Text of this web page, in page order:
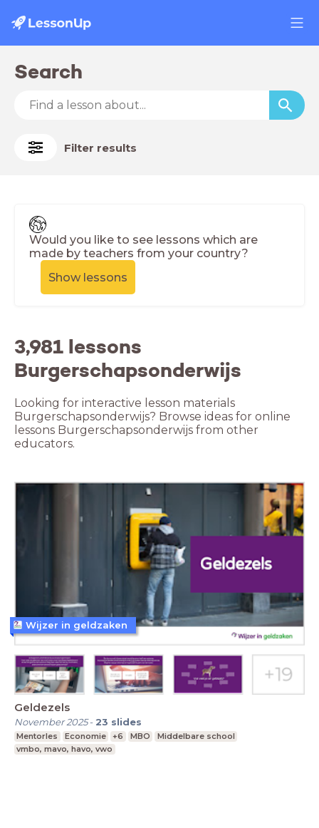
Search
Filter results
Would you like to see lessons which are
made by teachers from your country?
Show lessons
3,981 lessons
Burgerschapsonderwijs
Looking for interactive lesson materials
Burgerschapsonderwijs? Browse ideas for online
lessons Burgerschapsonderwijs from other
educators.
Geldezels
November 2025- 23 slides
Mentorles Economie +6 MBO
Middelbare school
vmbo, mavo, havo, vwo
Wijzer in geldzaken